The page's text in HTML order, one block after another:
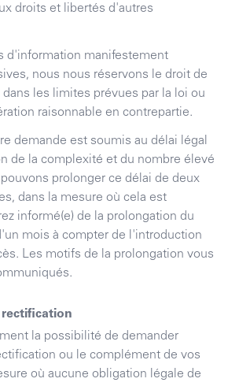
droits et libertés d'autres
d'information manifestement
nous nous réservons le droit de
les limites prévues par la loi ou
raisonnable en contrepartie.
demande est soumis au délai légal
de la complexité et du nombre élevé
prolonger ce délai de deux
dans la mesure où cela est
informé(e) de la prolongation du
mois à compter de l'introduction
Les motifs de la prolongation vous
la possibilité de demander
ou le complément de vos
où aucune obligation légale de